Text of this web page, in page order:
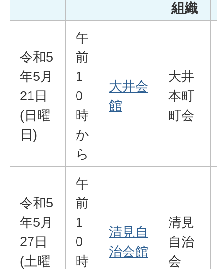
組織
令和5
年5月
21日
(日曜
日)
午
前
1
0
時
か
ら
大井会
館
大井
本町
町会
令和5
年5月
27日
(土曜
午
前
1
0
時
清見自
治会館
清見
自治
会